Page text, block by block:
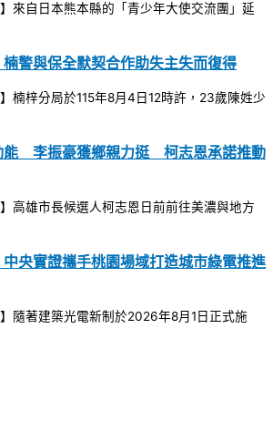
來自日本熊本縣的「青少年大使交流團」延
警與保全默契合作助失主失而復得
楠梓分局於115年8月4日12時許，23歲陳姓少
能 李振豪獲鄉親力挺 柯志恩承諾推動
高雄市長候選人柯志恩日前前往美濃與地方
央實證攜手桃園場域打造城市綠電推進
隨著建築光電新制於2026年8月1日正式施